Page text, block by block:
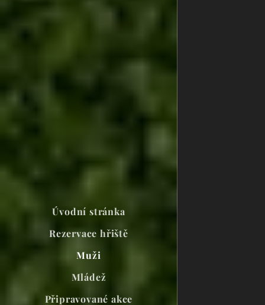
Úvodní stránka
Rezervace hřiště
Muži
Mládež
Připravované akce